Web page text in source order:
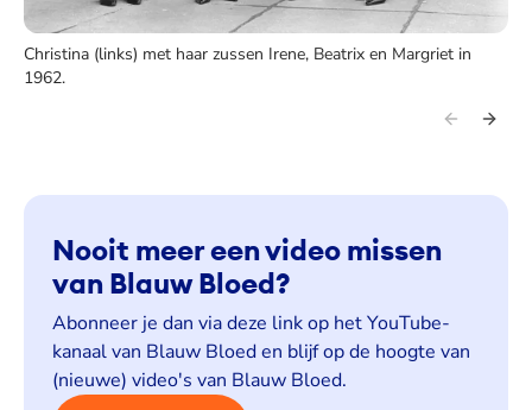
Christina (links) met haar zussen Irene, Beatrix en Margriet in
1962.
Nooit meer een video missen
van Blauw Bloed?
Abonneer je dan via deze link op het YouTube-
kanaal van Blauw Bloed en blijf op de hoogte van
(nieuwe) video's van Blauw Bloed.